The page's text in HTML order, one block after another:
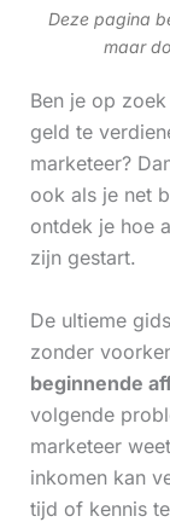
Deze pagina
maar
Ben je op
geld te
marketeer?
ook als je net
ontdek je hoe
zijn gestart.
De ultieme
zonder
beginnende
volgende
marketeer
inkomen kan
tijd of kennis